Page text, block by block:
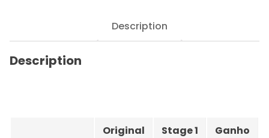
Description
Description
Original Stage 1 Ganho